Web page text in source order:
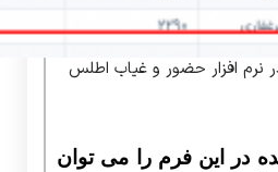
نرم افزار حضور و غیاب اطلس
در این فرم را می توان